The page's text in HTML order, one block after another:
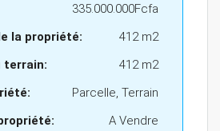
335.000.000Fcfa
la propriété:
412 m2
terrain:
412 m2
Parcelle, Terrain
A Vendre